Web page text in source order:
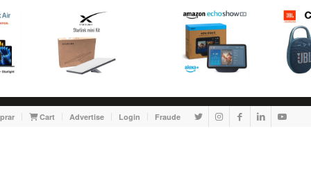
Cart Advertise Login Fraude